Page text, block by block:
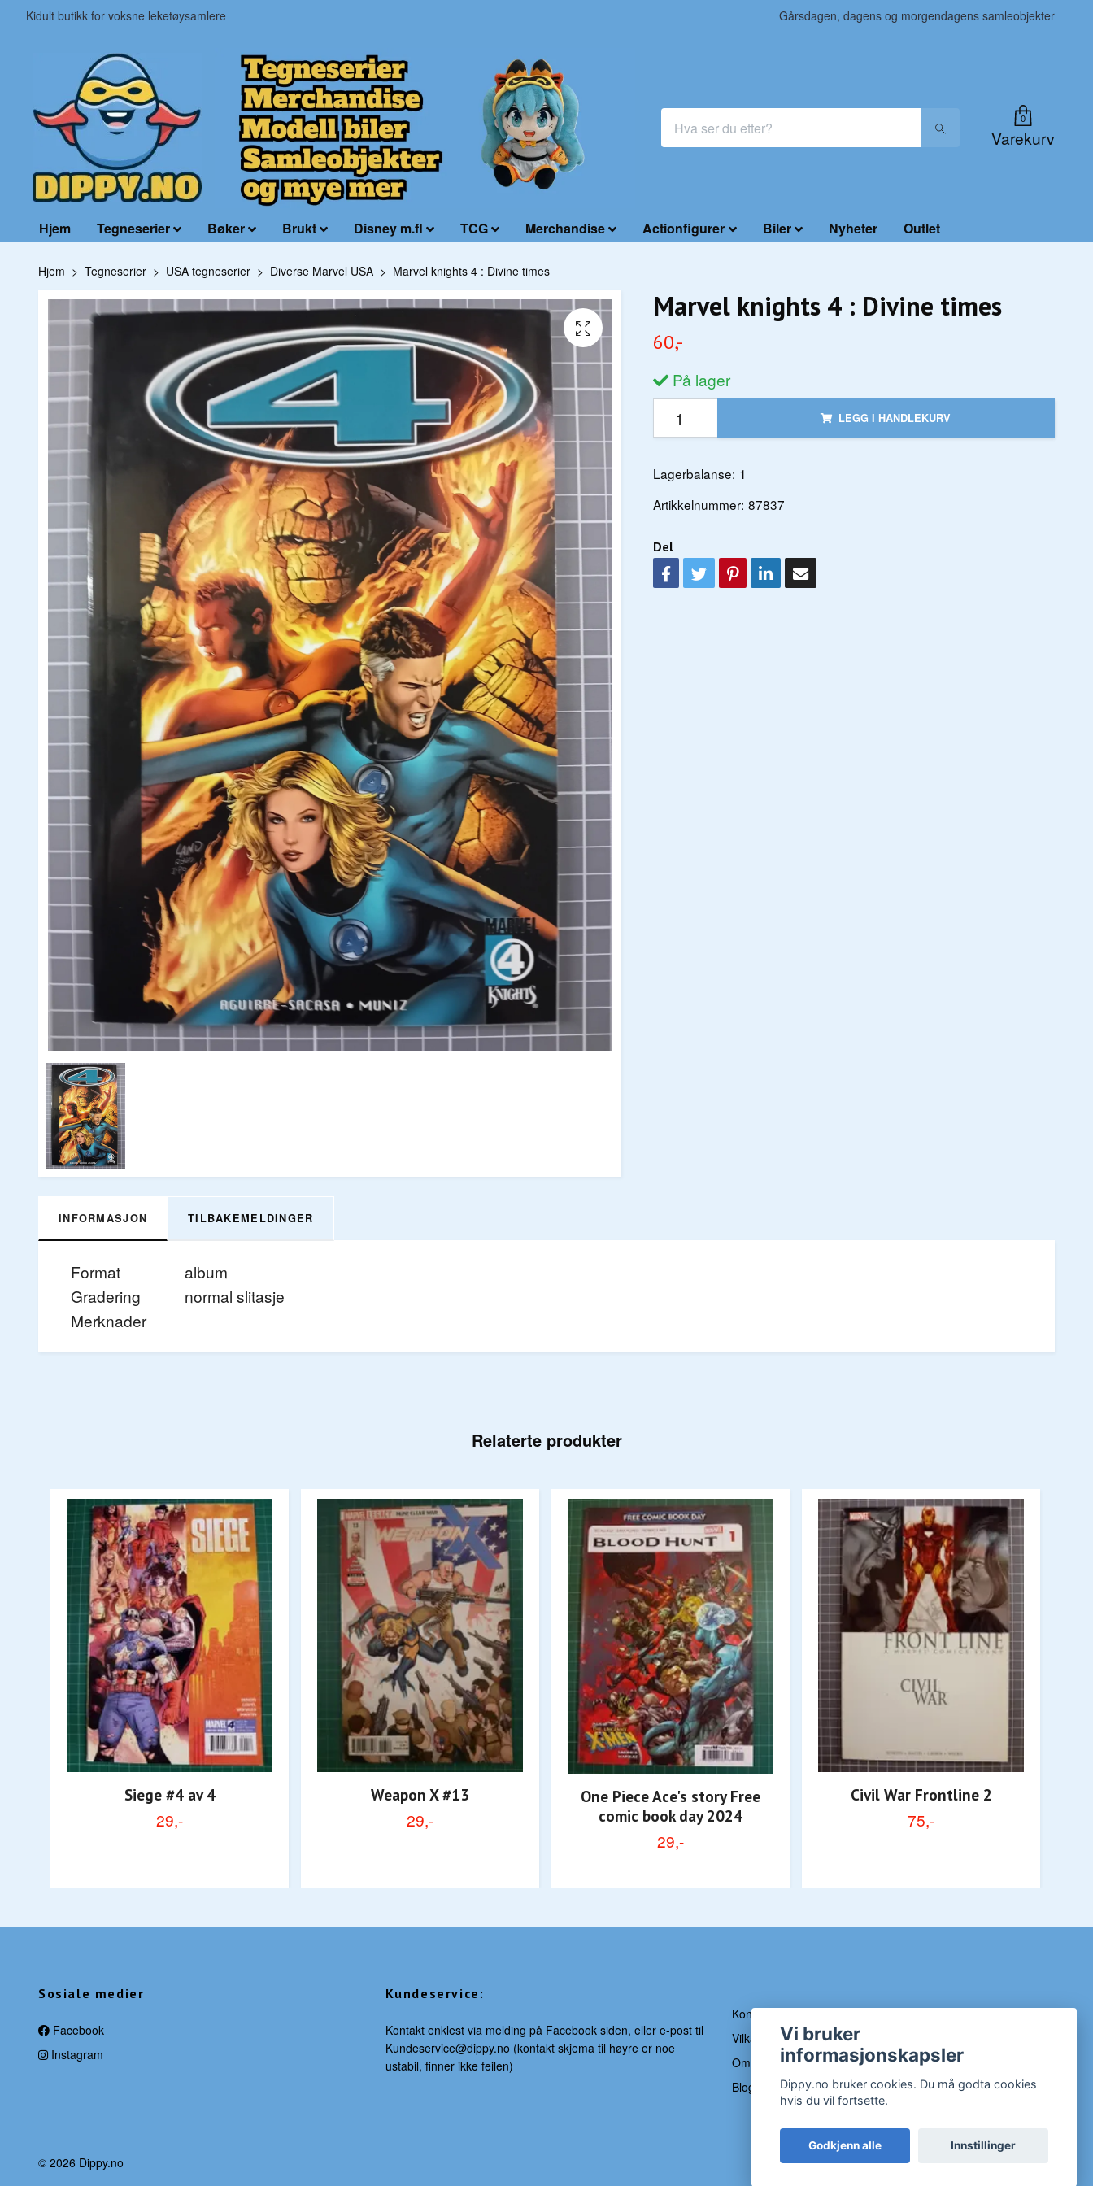
Kidult butikk for voksne leketøysamlere Gårsdagen, dagens og morgendagens samleobjekter
0
Varekurv
Hjem Tegneserier Bøker Brukt Disney m.fl TCG Merchandise Actionfigurer Biler Nyheter Outlet
Hjem Tegneserier USA tegneserier Diverse Marvel USA Marvel knights 4 : Divine times
Marvel knights 4 : Divine times
60,-
På lager
LEGG I HANDLEKURV
Lagerbalanse: 1
Artikkelnummer: 87837
Del
INFORMASJON TILBAKEMELDINGER
Format
album
Gradering
normal slitasje
Merknader
Siege #4 av 4
29,-
Weapon X #13
29,-
One Piece Ace's story Free
comic book day 2024
29,-
Civil War Frontline 2
75,-
Sosiale medier
Facebook
Instagram
Kundeservice:
Kontakt enklest via melding på Facebook siden, eller e-post til
Kundeservice@dippy.no (kontakt skjema til høyre er noe
ustabil, finner ikke feilen)
Kontakt
Vilkår og betingelser
Om Dippy
Blogg
© 2026 Dippy.no
Vi bruker
informasjonskapsler
Dippy.no bruker cookies. Du må godta cookies
hvis du vil fortsette.
Godkjenn alle Innstillinger